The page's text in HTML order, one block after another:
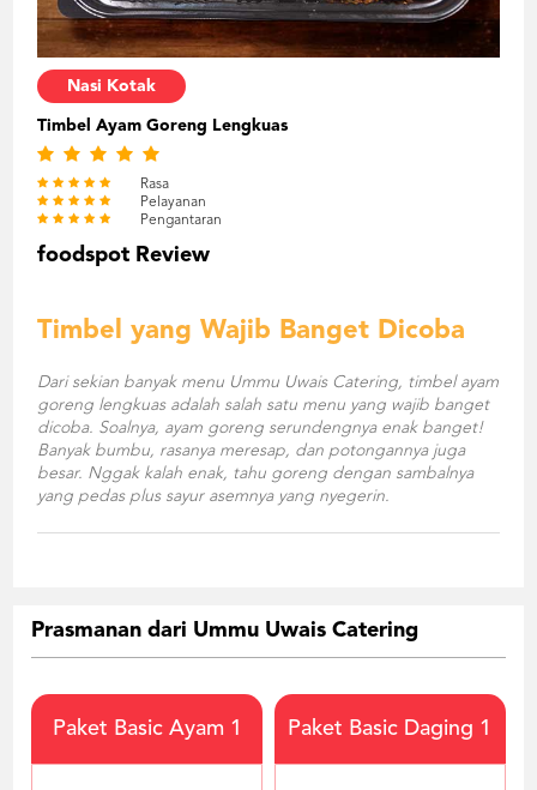
Nasi Kotak
Timbel Ayam Goreng Lengkuas
Rasa
Pelayanan
Pengantaran
foodspot Review
Timbel yang Wajib Banget Dicoba
Dari sekian banyak menu Ummu Uwais Catering, timbel ayam
goreng lengkuas adalah salah satu menu yang wajib banget
dicoba. Soalnya, ayam goreng serundengnya enak banget!
Banyak bumbu, rasanya meresap, dan potongannya juga
besar. Nggak kalah enak, tahu goreng dengan sambalnya
yang pedas plus sayur asemnya yang nyegerin.
Prasmanan dari Ummu Uwais Catering
Paket Basic Ayam 1 Paket Basic Daging 1